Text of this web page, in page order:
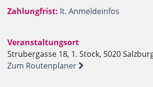
Zahlungfrist: lt. Anmeldeinfos
Veranstaltungsort
Strubergasse 18, 1. Stock, 5020
Zum Routenplaner